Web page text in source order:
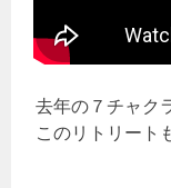
去年の７チャク
このリトリート